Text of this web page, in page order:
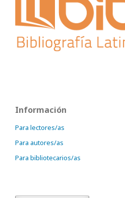
Información
Para lectores/as
Para autores/as
Para bibliotecarios/as